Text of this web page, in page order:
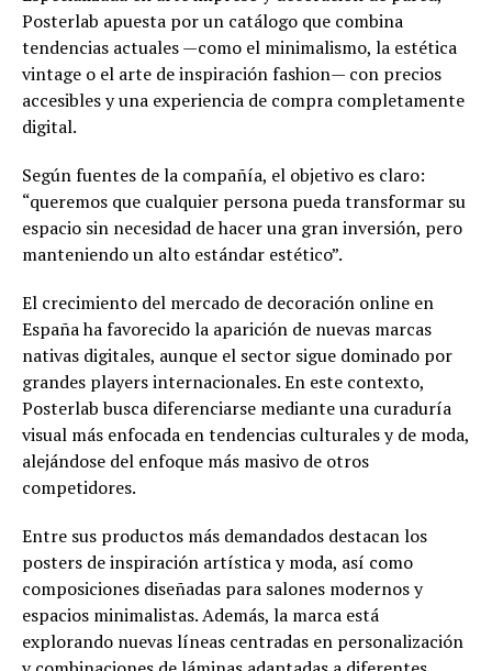
Posterlab apuesta por un catálogo que combina
tendencias actuales —como el minimalismo, la estética
vintage o el arte de inspiración fashion— con precios
accesibles y una experiencia de compra completamente
digital.
Según fuentes de la compañía, el objetivo es claro:
“queremos que cualquier persona pueda transformar su
espacio sin necesidad de hacer una gran inversión, pero
manteniendo un alto estándar estético”.
El crecimiento del mercado de decoración online en
España ha favorecido la aparición de nuevas marcas
nativas digitales, aunque el sector sigue dominado por
grandes players internacionales. En este contexto,
Posterlab busca diferenciarse mediante una curaduría
visual más enfocada en tendencias culturales y de moda,
alejándose del enfoque más masivo de otros
competidores.
Entre sus productos más demandados destacan los
posters de inspiración artística y moda, así como
composiciones diseñadas para salones modernos y
espacios minimalistas. Además, la marca está
explorando nuevas líneas centradas en personalización